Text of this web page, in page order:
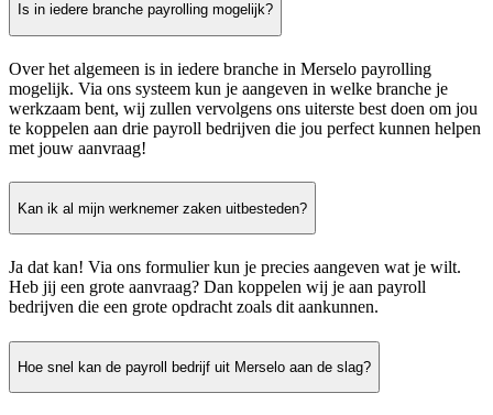
Is in iedere branche payrolling mogelijk?
Over het algemeen is in iedere branche in Merselo payrolling
mogelijk. Via ons systeem kun je aangeven in welke branche je
werkzaam bent, wij zullen vervolgens ons uiterste best doen om jou
te koppelen aan drie payroll bedrijven die jou perfect kunnen helpen
met jouw aanvraag!
Kan ik al mijn werknemer zaken uitbesteden?
Ja dat kan! Via ons formulier kun je precies aangeven wat je wilt.
Heb jij een grote aanvraag? Dan koppelen wij je aan payroll
bedrijven die een grote opdracht zoals dit aankunnen.
Hoe snel kan de payroll bedrijf uit Merselo aan de slag?